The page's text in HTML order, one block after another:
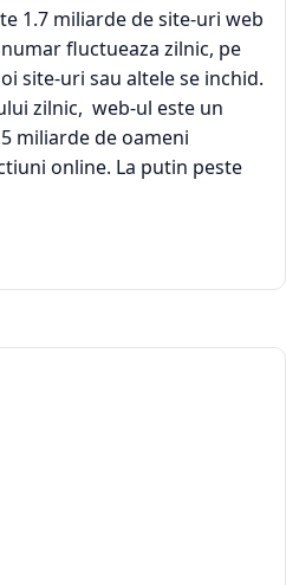
1.7 miliarde de site-uri web
fluctueaza zilnic, pe
site-uri sau altele se inchid.
zilnic, web-ul este un
miliarde de oameni
online. La putin peste